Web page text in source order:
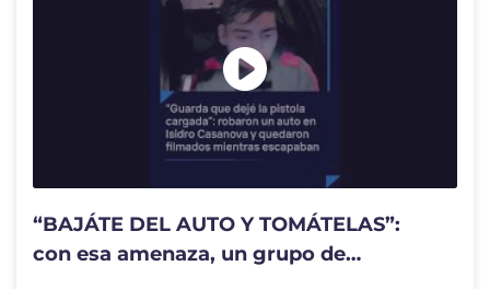
“BAJÁTE DEL AUTO Y TOMÁTELAS”:
con esa amenaza, un grupo de